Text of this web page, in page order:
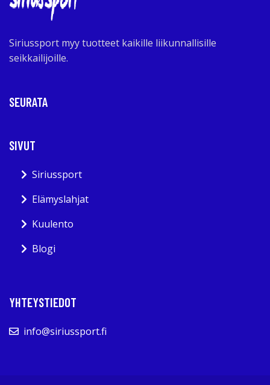
Siriussport myy tuotteet kaikille liikunnallisille
seikkailijoille.
SEURATA
SIVUT
Siriussport
Elämyslahjat
Kuulento
Blogi
YHTEYSTIEDOT
info@siriussport.fi